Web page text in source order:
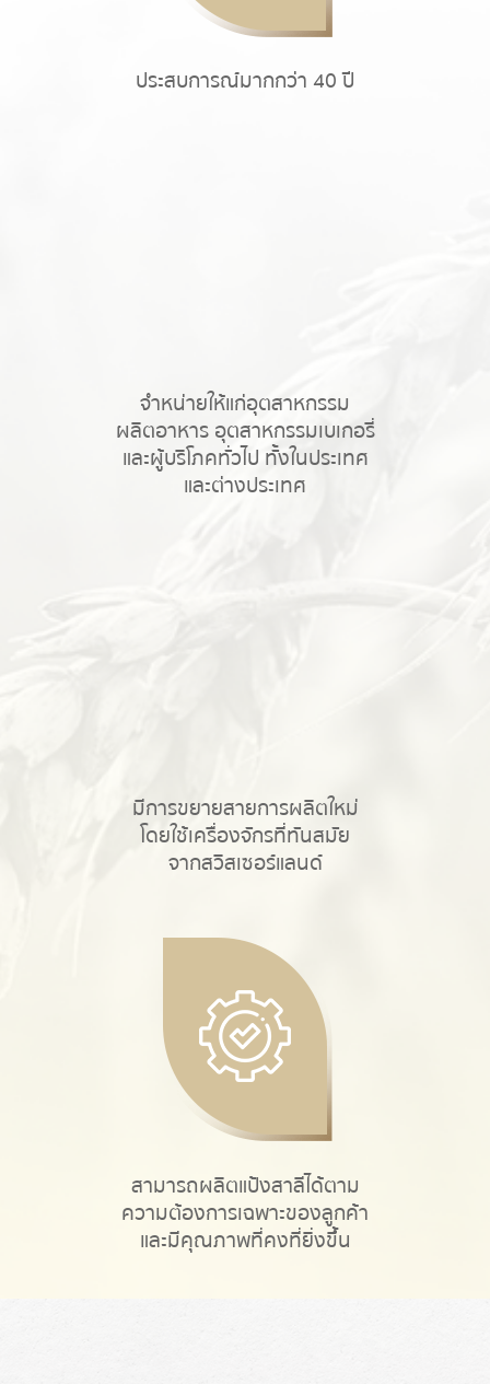
ประสบการณ์มากกว่า 40 ปี
จำหน่ายให้แก่อุตสาหกรรม
ผลิตอาหาร อุตสาหกรรมเบเกอรี่
และผู้บริโภคทั่วไป ทั้งในประเทศ
และต่างประเทศ
มีการขยายสายการผลิตใหม่
โดยใช้เครื่องจักรที่ทันสมัย
จากสวิสเซอร์แลนด์
สามารถผลิตแป้งสาลีได้ตาม
ความต้องการเฉพาะของลูกค้า
และมีคุณภาพที่คงที่ยิ่งขึ้น